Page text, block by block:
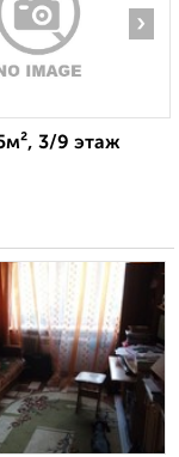
›
3/9 этаж